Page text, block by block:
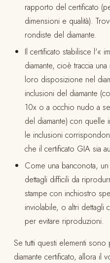
rapporto del certificato
dimensioni e qualità).
rondiste del diamante.
Il certificato stabilisce l'«
diamante, cioè traccia
loro disposizione nel
inclusioni del diamante
10x o a occhio nudo a
del diamante) con quelle
le inclusioni
che il certificato GIA sia
Come una banconota,
dettagli difficili da
stampe con inchiostro
inviolabile, o altri dettagli
per evitare riproduzioni.
Se tutti questi elementi
diamante certificato, allora il